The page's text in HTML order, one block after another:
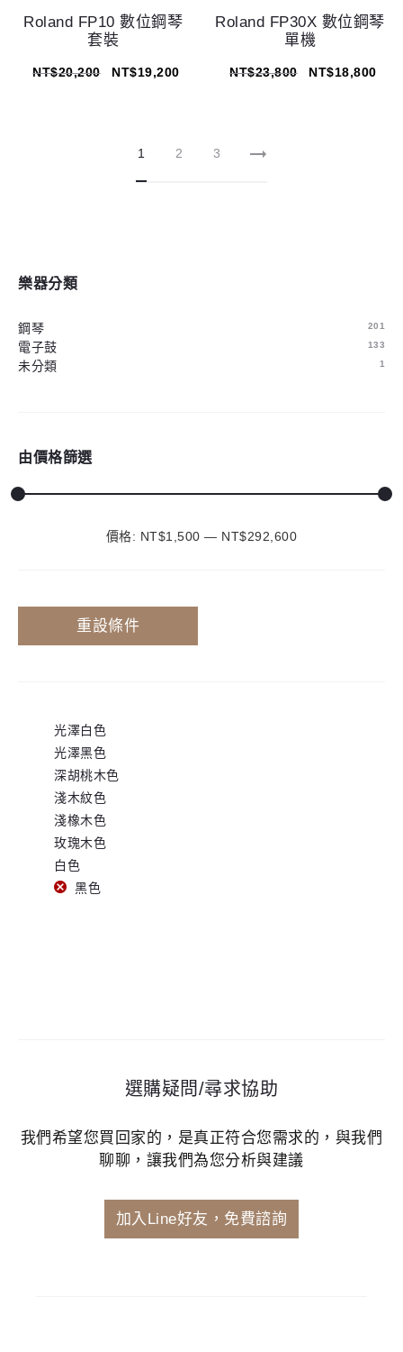
Roland FP10 數位鋼琴
套裝
NT$20,200 NT$19,200
Roland FP30X 數位鋼琴
單機
NT$23,800 NT$18,800
1 2 3
樂器分類
鋼琴 201
電子鼓 133
未分類 1
由價格篩選
最
最
價格: NT$1,500 — NT$292,600
重設條件
光澤白色
光澤黑色
深胡桃木色
淺木紋色
淺橡木色
玫瑰木色
白色
黑色
選購疑問/尋求協助
我們希望您買回家的，是真正符合您需求的，與我們
聊聊，讓我們為您分析與建議
加入Line好友，免費諮詢